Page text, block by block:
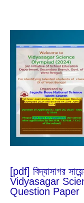
[pdf] বিদ্যাসাগর
Vidyasagar
Question Paper